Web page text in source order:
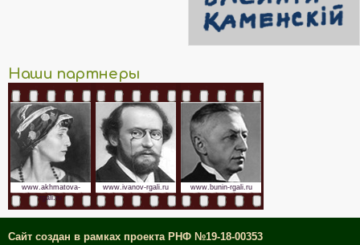
Наши партнеры
www.akhmatova-
rgali.ru
www.ivanov-rgali.ru www.bunin-rgali.ru
Сайт создан в рамках проекта РНФ №19-18-00353